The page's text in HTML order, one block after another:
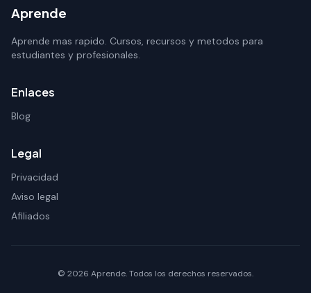
Aprende
Aprende mas rapido. Cursos, recursos y metodos para
estudiantes y profesionales.
Enlaces
Blog
Legal
Privacidad
Aviso legal
Afiliados
© 2026 Aprende. Todos los derechos reservados.